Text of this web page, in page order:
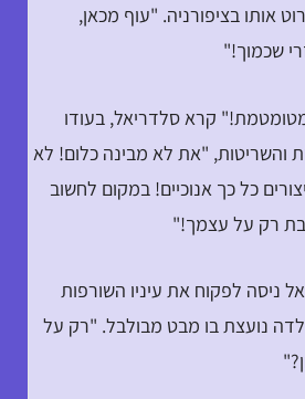
אותו בציפורניה. "עוף מכאן,
שכמוך!"
קרא סלדריאל, בעודו
והשריטות, "את לא מבינה כלום! לא
כל כך אנוכיים! במקום לחשוב
רק על עצמך!"
ניסה לפקוח את עיניו השורפות
נועצת בו מבט מבולבל. "רק על